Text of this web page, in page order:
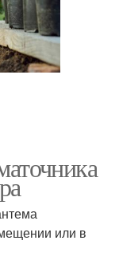
или в